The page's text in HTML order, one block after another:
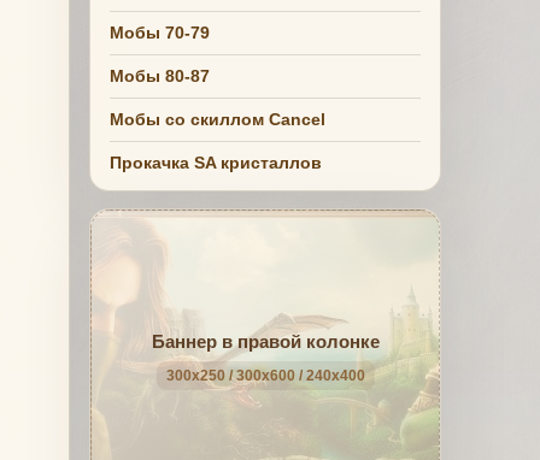
Мобы 70-79
Мобы 80-87
Мобы со скиллом Cancel
Прокачка SA кристаллов
Баннер в правой колонке
300x250 / 300x600 / 240x400